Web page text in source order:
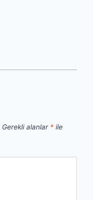
Gerekli alanlar * ile